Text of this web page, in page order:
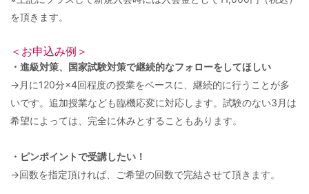
を頂きます。
＜お申込み例＞
・進級対策、国家試験対策で継続的なフォローをしてほしい
→月に120分×4回程度の授業をベースに、継続的に行うことが多
いです。追加授業なども臨機応変に対応します。試験のない3月は
希望によっては、完全に休みとすることもあります。
・ピンポイントで受講したい！
→回数を指定頂ければ、ご希望の回数で完結させて頂きます。